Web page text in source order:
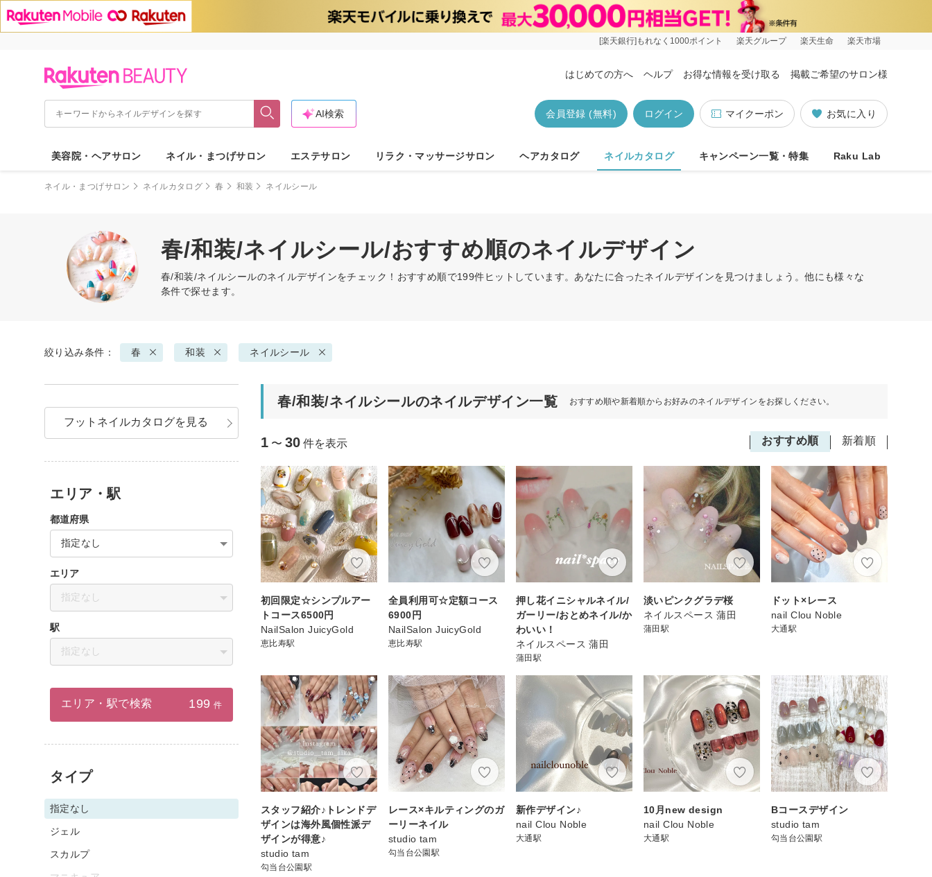
[楽天銀行]もれなく1000ポイント 楽天グループ 楽天生命 楽天市場
はじめての方へ ヘルプ お得な情報を受け取る 掲載ご希望のサロン様
お気に入り
マイクーポン
ログイン
会員登録 (無料)
AI検索
美容院・ヘアサロン ネイル・まつげサロン エステサロン リラク・マッサージサロン ヘアカタログ ネイルカタログ キャンペーン一覧・特集 Raku Lab
ネイル・まつげサロン ネイルカタログ 春 和装 ネイルシール
春/和装/ネイルシール/おすすめ順のネイルデザイン
春/和装/ネイルシールのネイルデザインをチェック！おすすめ順で199件ヒットしています。あなたに合ったネイルデザインを見つけましょう。他にも様々な
条件で探せます。
絞り込み条件： 春 和装 ネイルシール
春/和装/ネイルシールのネイルデザイン一覧 おすすめ順や新着順からお好みのネイルデザインをお探しください。
おすすめ順 新着順
1 〜 30 件を表示
初回限定☆シンプルアー
トコース6500円
NailSalon JuicyGold
恵比寿駅
全員利用可☆定額コース
6900円
NailSalon JuicyGold
恵比寿駅
押し花イニシャルネイル/
ガーリー/おとめネイル/か
わいい！
ネイルスペース 蒲田
蒲田駅
淡いピンクグラデ桜
ネイルスペース 蒲田
蒲田駅
ドット×レース
nail Clou Noble
大通駅
スタッフ紹介♪トレンドデ
ザインは海外風個性派デ
ザインが得意♪
studio tam
勾当台公園駅
レース×キルティングのガ
ーリーネイル
studio tam
勾当台公園駅
新作デザイン♪
nail Clou Noble
大通駅
10月new design
nail Clou Noble
大通駅
Bコースデザイン
studio tam
勾当台公園駅
フットネイルカタログを見る
エリア・駅
都道府県
指定なし
エリア
指定なし
駅
指定なし
エリア・駅で検索 199 件
タイプ
指定なし
ジェル
スカルプ